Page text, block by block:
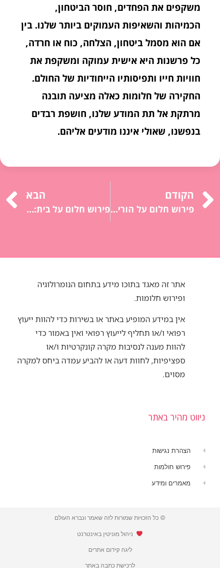
משקפים את הפחדים, חוסר הביטחון,
הכמיהות והשאיפות העמוקים ביותר שלנו. בין
אם הוא מסמל ביטחון, הצלחה, כוח או חרדה,
כל פרשנות היא אישית עמוקה ומשקפת את
חוויות חייו ותפיסותיו הייחודיות של החולם.
החקירה של חלומות כאלה מציעה תובנה
מרתקת אל תת המודע שלנו, חושפת רבדים
בנפשנו, שאולי איננו מודעים אליהם.
הקודם
פירוש חלום על הורים: דמויות סמכות, הדרכה, תמיכה.
הבא
פירוש חלום על בית: ביטחון, משפחה, זהות, עבר.
אתר זה מאגד בתוכו מידע בתחום הנומרולוגיה
ופירוש חלומות.
אין במידע המופיע באתר או בשירות כדי להוות ייעוץ
רפואי ו/או תחליף לייעוץ רפואי ואין באמור כדי
להוות מענה לנסיבות מקרה קונקרטיות ו/או
ספציפיות, לחוות דעה או להביע עמדה ביחס למקרה
מסוים.
ניווט מהיר באתר
הצהרת נגישות
פירוש חולמות
מאמרים ומידע
© כל הזכויות שמורות לזה שאמר ונברא העולם
​ ניהול מוניטין באינטרנט
ליגה קידום אתרים
לרכישת כתבה באתר